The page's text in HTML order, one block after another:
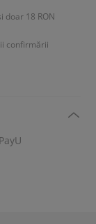
doar 18 RON
confirmării